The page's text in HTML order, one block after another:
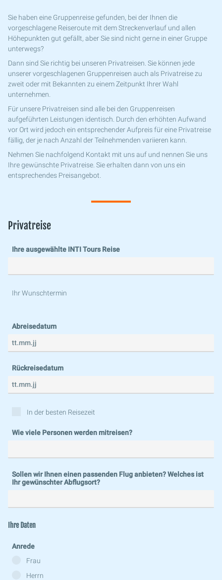
Sie haben eine Gruppenreise gefunden, bei der Ihnen die
vorgeschlagene Reiseroute mit dem Streckenverlauf und allen
Höhepunkten gut gefällt, aber Sie sind nicht gerne in einer Gruppe
unterwegs?
Dann sind Sie richtig bei unseren Privatreisen. Sie können jede
unserer vorgeschlagenen Gruppenreisen auch als Privatreise zu
zweit oder mit Bekannten zu einem Zeitpunkt Ihrer Wahl
unternehmen.
Für unsere Privatreisen sind alle bei den Gruppenreisen
aufgeführten Leistungen identisch. Durch den erhöhten Aufwand
vor Ort wird jedoch ein entsprechender Aufpreis für eine Privatreise
fällig, der je nach Anzahl der Teilnehmenden variieren kann.
Nehmen Sie nachfolgend Kontakt mit uns auf und nennen Sie uns
Ihre gewünschte Privatreise. Sie erhalten dann von uns ein
entsprechendes Preisangebot.
Privatreise
Ihre ausgewählte INTI Tours Reise
Ihr Wunschtermin
Abreisedatum
Rückreisedatum
In der besten Reisezeit
Wie viele Personen werden mitreisen?
Sollen wir Ihnen einen passenden Flug anbieten? Welches ist
Ihr gewünschter Abflugsort?
Ihre Daten
Anrede
Frau
Herrn